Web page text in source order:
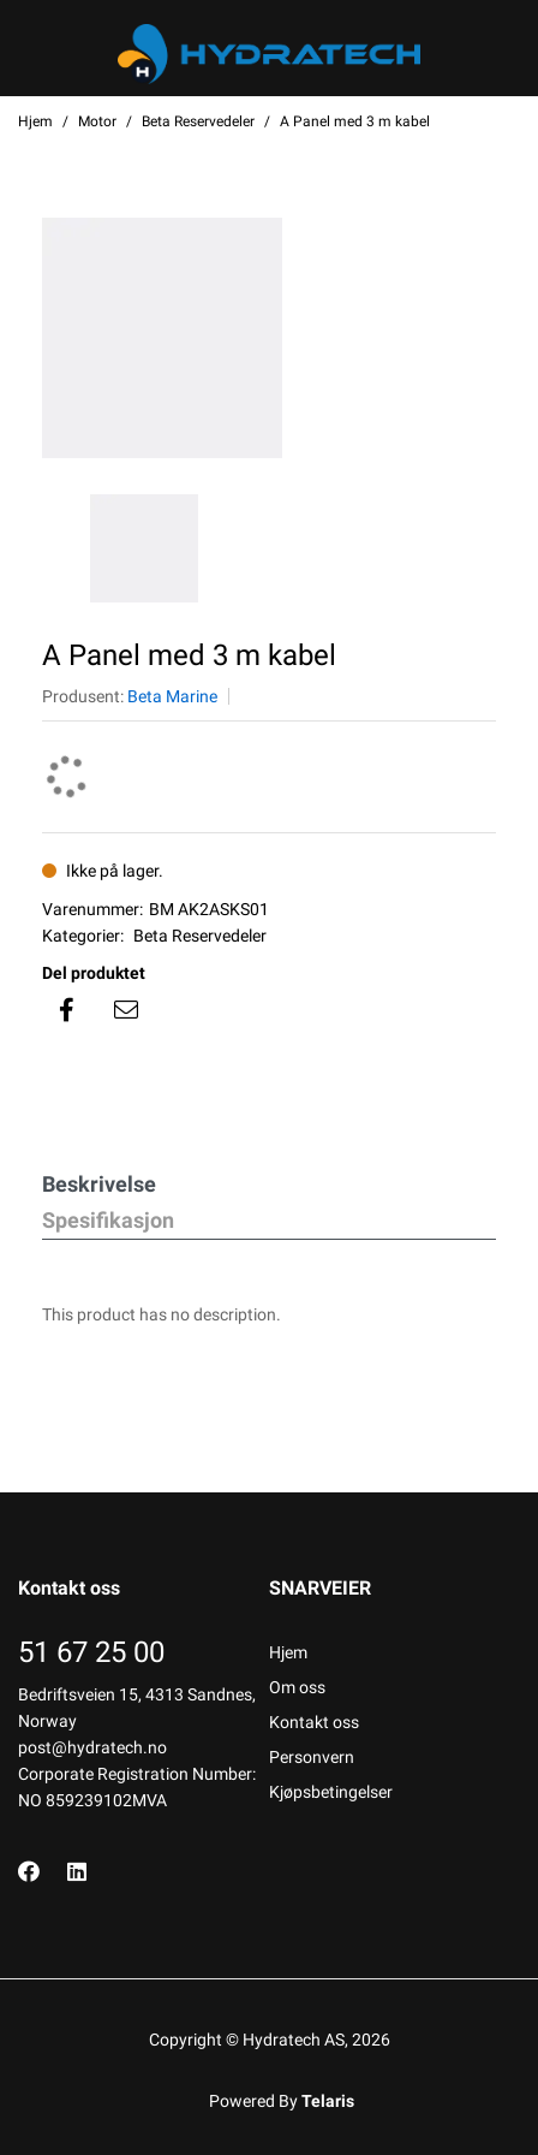
Hjem Motor Beta Reservedeler A Panel med 3 m kabel
A Panel med 3 m kabel
Produsent: Beta Marine
Ikke på lager.
Varenummer: BM AK2ASKS01
Kategorier: Beta Reservedeler
Del produktet
Beskrivelse
Spesifikasjon
This product has no description.
Kontakt oss
51 67 25 00
Bedriftsveien 15, 4313 Sandnes,
Norway
post@hydratech.no
Corporate Registration Number:
NO 859239102MVA
SNARVEIER
Hjem
Om oss
Kontakt oss
Personvern
Kjøpsbetingelser
Copyright © Hydratech AS, 2026
Powered ByTelaris